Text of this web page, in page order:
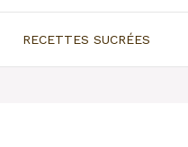
RECETTES SUCRÉES